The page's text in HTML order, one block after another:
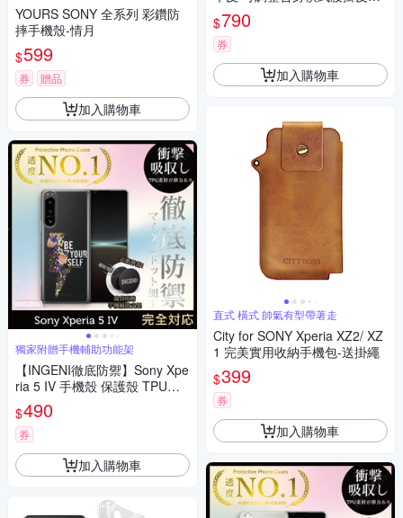
YOURS SONY 全系列 彩鑽防
摔手機殼-情月
$599
券 贈品
加入購物車
獨家附贈手機輔助功能架
【INGENI徹底防禦】Sony Xpe
ria 5 IV 手機殼 保護殼 TPU全
軟式 設計師彩繪手機殼-做你自
己
$490
券
加入購物車
or SONY Xperia 5 IV/ 5 III / 5 II
$790
券
加入購物車
直式 橫式 帥氣有型帶著走
City for SONY Xperia XZ2/ XZ
1 完美實用收納手機包-送掛繩
$399
券
加入購物車